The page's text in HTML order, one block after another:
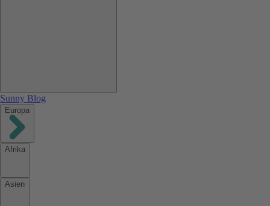
Sunny Blog
Europa
Afrika
Asien